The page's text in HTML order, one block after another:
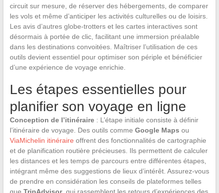
circuit sur mesure, de réserver des hébergements, de comparer
les vols et même d’anticiper les activités culturelles ou de loisirs.
Les avis d’autres globe-trotters et les cartes interactives sont
désormais à portée de clic, facilitant une immersion préalable
dans les destinations convoitées. Maîtriser l’utilisation de ces
outils devient essentiel pour optimiser son périple et bénéficier
d’une expérience de voyage enrichie.
Les étapes essentielles pour
planifier son voyage en ligne
Conception de l’itinéraire: L’étape initiale consiste à définir
l’itinéraire de voyage. Des outils comme Google Maps ou
ViaMichelin itinéraire offrent des fonctionnalités de cartographie
et de planification routière précieuses. Ils permettent de calculer
les distances et les temps de parcours entre différentes étapes,
intégrant même des suggestions de lieux d’intérêt. Assurez-vous
de prendre en considération les conseils de plateformes telles